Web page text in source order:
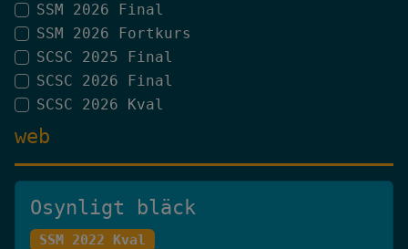
SSM 2026 Final
SSM 2026 Fortkurs
SCSC 2025 Final
SCSC 2026 Final
SCSC 2026 Kval
web
Osynligt bläck
SSM 2022 Kval